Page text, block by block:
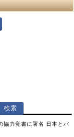
協力覚書に署名 日本とパ